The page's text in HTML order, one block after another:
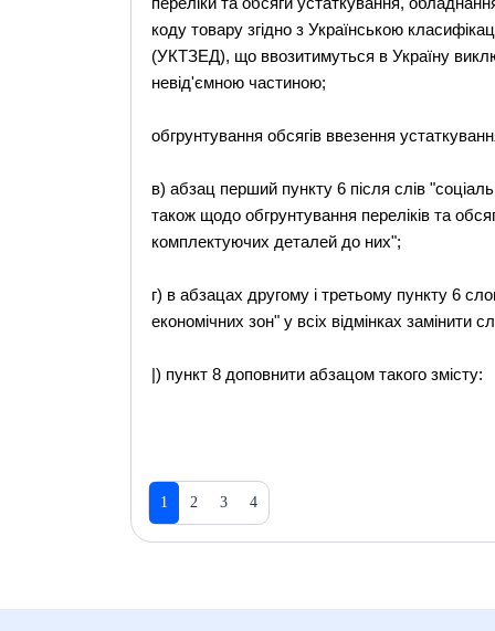
коду товару згідно з Українською
(УКТЗЕД), що ввозитимуться в Україну
невід'ємною частиною;
обгрунтування обсягів ввезення
в) абзац перший пункту 6 після слів
також щодо обгрунтування переліків та
комплектуючих деталей до них";
г) в абзацах другому і третьому пункту 6
економічних зон" у всіх відмінках замінити
|) пункт 8 доповнити абзацом такого змісту:
1 2 3 4